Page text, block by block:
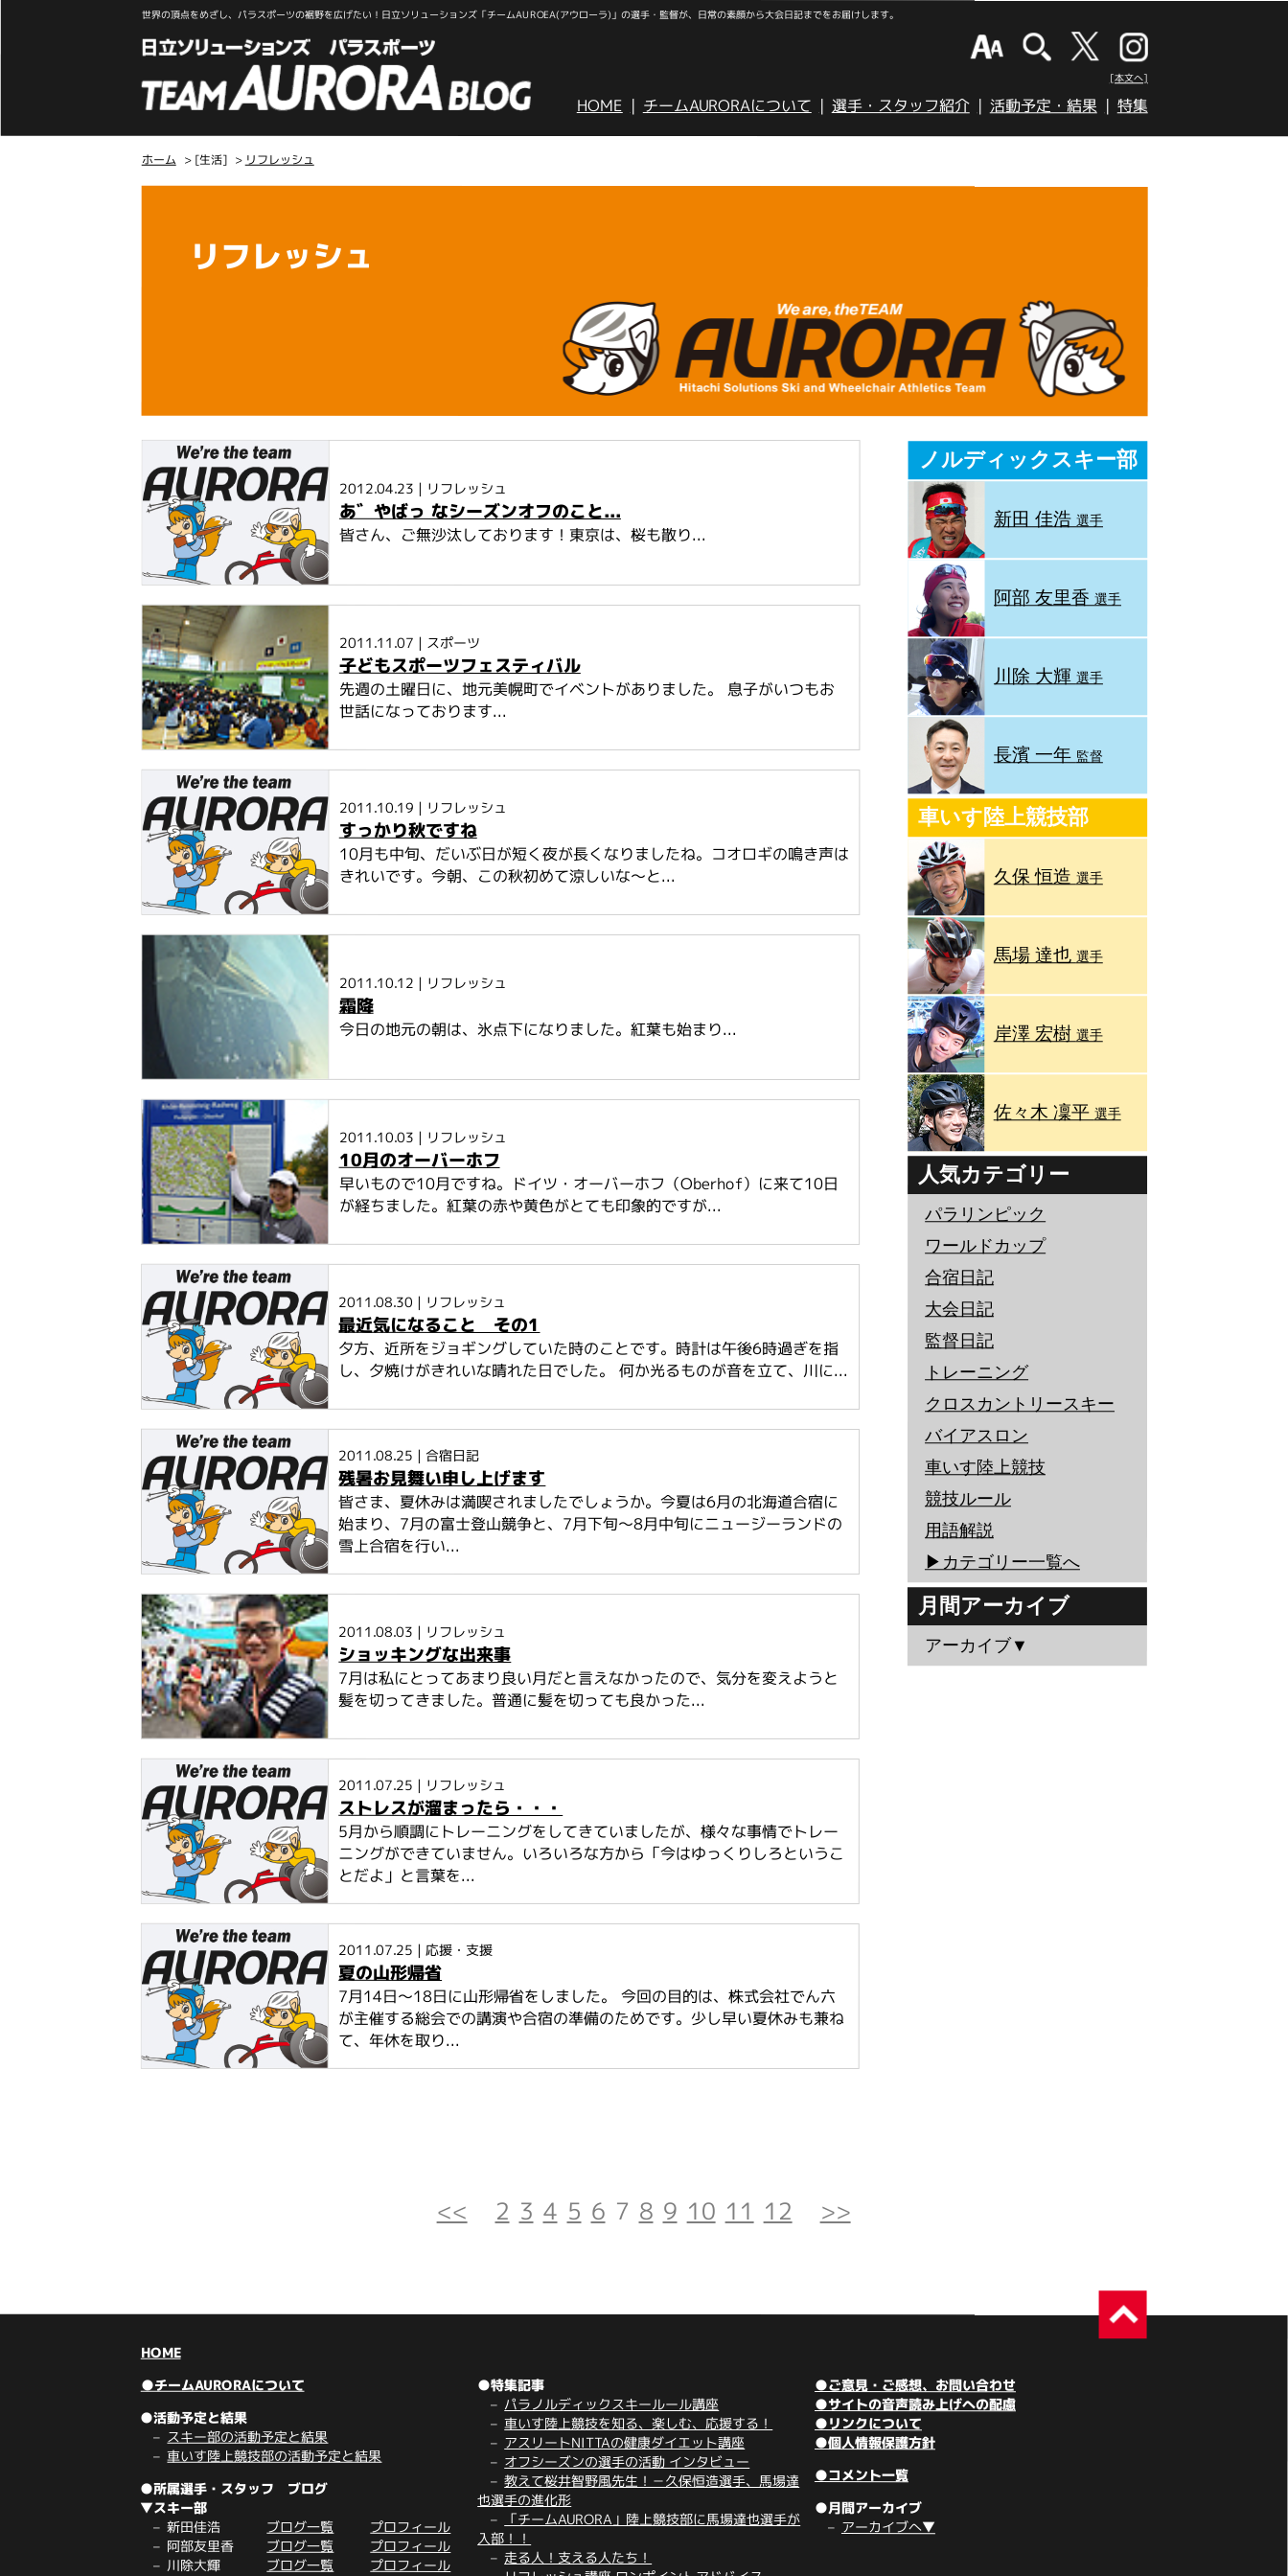
世界の頂点をめざし、パラスポーツの裾野を広げたい！日立ソリューションズ「チームAUROEA(アウローラ)」の選手・監督が、日常の素顔から大会日記までをお届けします。
[本文へ]
HOME チームAURORAについて 選手・スタッフ紹介 活動予定・結果 特集
ホーム > [生活] > リフレッシュ
リフレッシュ
2012.04.23 | リフレッシュ
あ゛やばっ なシーズンオフのこと...
皆さん、ご無沙汰しております！東京は、桜も散り...
2011.11.07 | スポーツ
子どもスポーツフェスティバル
先週の土曜日に、地元美幌町でイベントがありました。 息子がいつもお
世話になっております...
2011.10.19 | リフレッシュ
すっかり秋ですね
10月も中旬、だいぶ日が短く夜が長くなりましたね。コオロギの鳴き声は
きれいです。今朝、この秋初めて涼しいな～と...
2011.10.12 | リフレッシュ
霜降
今日の地元の朝は、氷点下になりました。紅葉も始まり...
2011.10.03 | リフレッシュ
10月のオーバーホフ
早いもので10月ですね。ドイツ・オーバーホフ（Oberhof）に来て10日
が経ちました。紅葉の赤や黄色がとても印象的ですが...
2011.08.30 | リフレッシュ
最近気になること その1
夕方、近所をジョギングしていた時のことです。時計は午後6時過ぎを指
し、夕焼けがきれいな晴れた日でした。 何か光るものが音を立て、川に...
2011.08.25 | 合宿日記
残暑お見舞い申し上げます
皆さま、夏休みは満喫されましたでしょうか。今夏は6月の北海道合宿に
始まり、7月の富士登山競争と、7月下旬～8月中旬にニュージーランドの
雪上合宿を行い...
2011.08.03 | リフレッシュ
ショッキングな出来事
7月は私にとってあまり良い月だと言えなかったので、気分を変えようと
髪を切ってきました。普通に髪を切っても良かった...
2011.07.25 | リフレッシュ
ストレスが溜まったら・・・
5月から順調にトレーニングをしてきていましたが、様々な事情でトレー
ニングができていません。いろいろな方から「今はゆっくりしろというこ
とだよ」と言葉を...
2011.07.25 |応援・支援
夏の山形帰省
7月14日～18日に山形帰省をしました。 今回の目的は、株式会社でん六
が主催する総会での講演や合宿の準備のためです。少し早い夏休みも兼ね
て、年休を取り...
ノルディックスキー部
新田 佳浩選手
阿部 友里香 選手
川除 大輝 選手
長濱 一年 監督
車いす陸上競技部
久保 恒造 選手
馬場 達也 選手
岸澤 宏樹 選手
佐々木 凜平 選手
人気カテゴリー
パラリンピック
ワールドカップ
合宿日記
大会日記
監督日記
トレーニング
クロスカントリースキー
バイアスロン
車いす陸上競技
競技ルール
用語解説
▶︎カテゴリー一覧へ
月間アーカイブ
アーカイブ▼
<< 2 3 4 5 6 7 8 9 10 11 12 >>
HOME
●チームAURORAについて
●活動予定と結果
スキー部の活動予定と結果
車いす陸上競技部の活動予定と結果
●所属選手・スタッフ ブログ
▼スキー部
新田佳浩 ブログ一覧 プロフィール
阿部友里香 ブログ一覧 プロフィール
川除大輝 ブログ一覧 プロフィール
●特集記事
パラノルディックスキールール講座
車いす陸上競技を知る、楽しむ、応援する！
アスリートNITTAの健康ダイエット講座
オフシーズンの選手の活動 インタビュー
教えて桜井智野風先生！－久保恒造選手、馬場達
也選手の進化形
「チームAURORA」陸上競技部に馬場達也選手が
入部！！
走る人！支える人たち！
●ご意見・ご感想、お問い合わせ
●サイトの音声読み上げへの配慮
●リンクについて
●個人情報保護方針
●コメント一覧
●月間アーカイブ
アーカイブへ▼